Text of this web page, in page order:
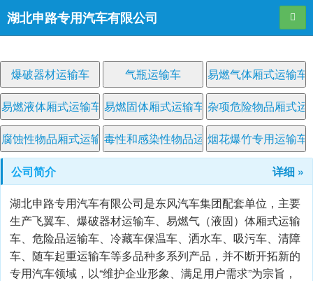
湖北申路专用汽车有限公司 导航
爆破器材运输车 气瓶运输车
易燃气体厢式运输车
易燃液体厢式运输车 易燃固体厢式运输车 杂项危险物品厢式运
腐蚀性物品厢式运输车毒性和感染性物品运输车烟花爆竹专用运输车
公司简介
详细 »
湖北申路专用汽车有限公司是东风汽车集团配套单位，主要
生产飞翼车、爆破器材运输车、易燃气（液固）体厢式运输
车、危险品运输车、冷藏车保温车、洒水车、吸污车、清障
车、随车起重运输车等多品种多系列产品，并不断开拓新的
专用汽车领域，以“维护企业形象、满足用户需求”为宗旨，